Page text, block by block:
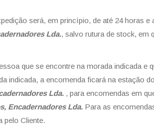
será, em princípio, de até 24 horas e
Lda., salvo rutura de stock, em
que se encontre na morada indicada e
indicada, a encomenda ficará na estação
Lda. , para encomendas em
Encadernadores Lda. Para as
pelo Cliente.